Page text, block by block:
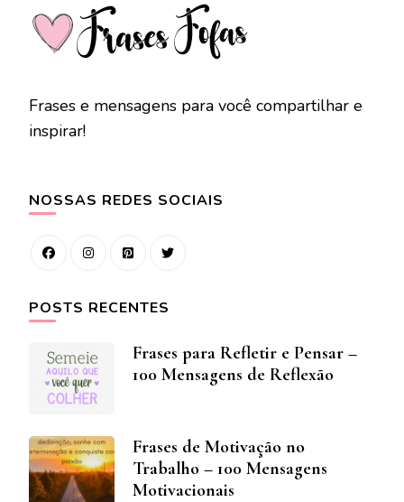
Frases e mensagens para você compartilhar e
inspirar!
NOSSAS REDES SOCIAIS
POSTS RECENTES
Frases para Refletir e Pensar –
100 Mensagens de Reflexão
Frases de Motivação no
Trabalho – 100 Mensagens
Motivacionais